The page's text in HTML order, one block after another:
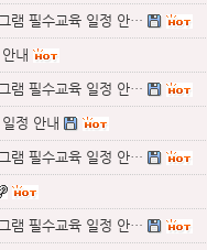
램 필수교육 일정 안…
내
램 필수교육 일정 안…
정 안내
램 필수교육 일정 안…
램 필수교육 일정 안…